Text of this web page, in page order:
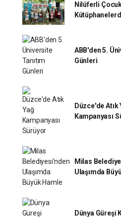
Nilüferli
ABB'den 5.
Günleri
Düzce'de Atık
Kampanyası
Milas
Ulaşımda
Dünya Güreşi